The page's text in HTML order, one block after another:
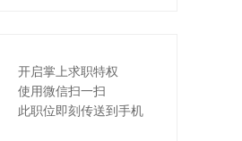
开启掌上求职特权
使用微信扫一扫
此职位即刻传送到手机